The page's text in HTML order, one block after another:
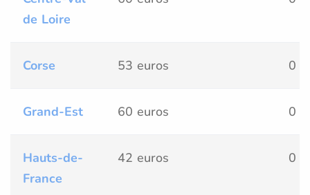
de Loire
Corse 53 euros 0
Grand-Est 60 euros 0
Hauts-de-
France
42 euros 0